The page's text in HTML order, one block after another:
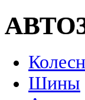
Шины